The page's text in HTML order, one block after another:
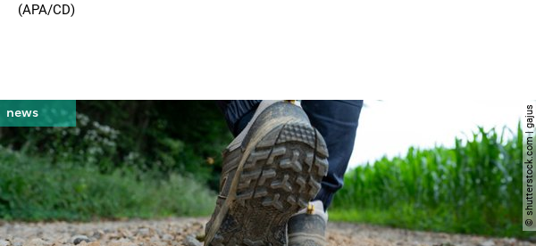
(APA/CD)
© shutterstock.com | gajus